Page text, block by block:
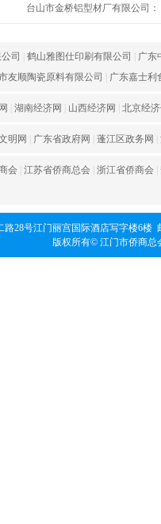
司： 打 在新会工作27年，
司 鹤山雅图仕印刷有限公司
广东
友顺陶瓷原料有限公司 广东嘉士利
湖南经济网 山西经济网 北京经
明网 广东省政府网 蓬江区政务网
会 江苏省侨商总会 浙江省侨商会
28号江门丽宫国际酒店写字楼6楼
版权所有© 江门市侨商总